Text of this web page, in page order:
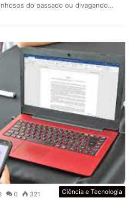
do passado ou divagando…
Ciência e Tecnologia
0 321